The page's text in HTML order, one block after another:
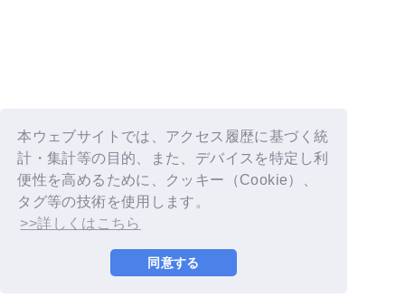
本ウェブサイトでは、アクセス履歴に基づく統
計・集計等の目的、また、デバイスを特定し利
便性を高めるために、クッキー（Cookie）、
タグ等の技術を使用します。
>>詳しくはこちら
同意する
© YOSHIMOTO KOGYO / Fanplus